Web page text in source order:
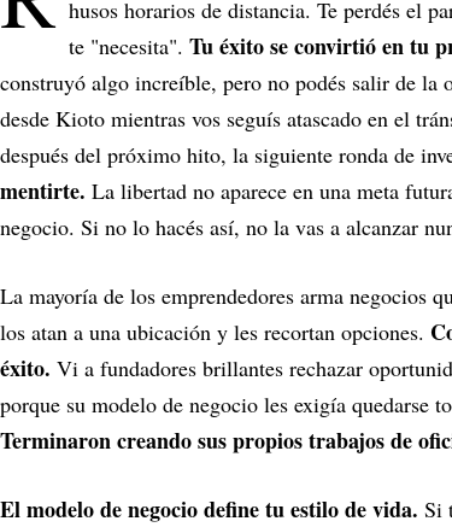
husos horarios de distancia. Te perdés el
te "necesita". Tu éxito se convirtió en tu
construyó algo increíble, pero no podés salir de la
desde Kioto mientras vos seguís atascado en el
después del próximo hito, la siguiente ronda de
mentirte. La libertad no aparece en una meta
negocio. Si no lo hacés así, no la vas a alcanzar
La mayoría de los emprendedores arma negocios
los atan a una ubicación y les recortan opciones.
éxito. Vi a fundadores brillantes rechazar
porque su modelo de negocio les exigía quedarse
Terminaron creando sus propios trabajos de
El modelo de negocio define tu estilo de vida. Si